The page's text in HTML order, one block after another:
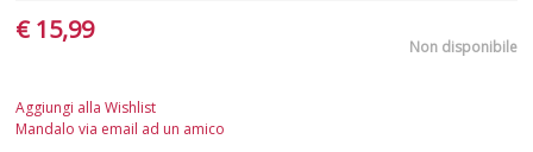
TOSCANA
UMBRIA
Non disponibile
€ 15,99
Aggiungi alla Wishlist
Mandalo via email ad un amico